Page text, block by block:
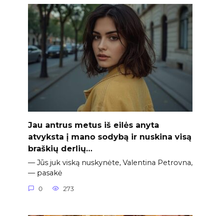
Jau antrus metus iš eilės anyta
atvyksta į mano sodybą ir nuskina visą
braškių derlių…
— Jūs juk viską nuskynėte, Valentina Petrovna,
— pasakė
0 273